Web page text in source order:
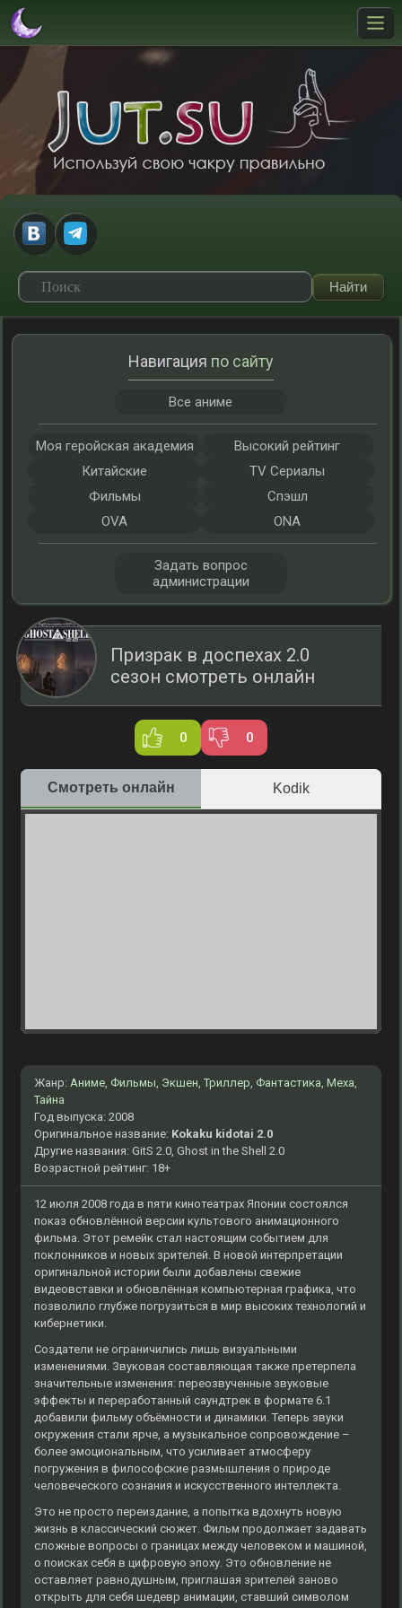
Призрак в доспехах 2.0
сезон смотреть онлайн
0 0
Смотреть онлайн Kodik
Жанр: Аниме, Фильмы, Экшен, Триллер, Фантастика, Меха,
Тайна
Год выпуска: 2008
Оригинальное название: Kokaku kidotai 2.0
Другие названия: GitS 2.0, Ghost in the Shell 2.0
Возрастной рейтинг: 18+
12 июля 2008 года в пяти кинотеатрах Японии состоялся
показ обновлённой версии культового анимационного
фильма. Этот ремейк стал настоящим событием для
поклонников и новых зрителей. В новой интерпретации
оригинальной истории были добавлены свежие
видеовставки и обновлённая компьютерная графика, что
позволило глубже погрузиться в мир высоких технологий и
кибернетики.
Создатели не ограничились лишь визуальными
изменениями. Звуковая составляющая также претерпела
значительные изменения: переозвученные звуковые
эффекты и переработанный саундтрек в формате 6.1
добавили фильму объёмности и динамики. Теперь звуки
окружения стали ярче, а музыкальное сопровождение –
более эмоциональным, что усиливает атмосферу
погружения в философские размышления о природе
человеческого сознания и искусственного интеллекта.
Это не просто переиздание, а попытка вдохнуть новую
жизнь в классический сюжет. Фильм продолжает задавать
сложные вопросы о границах между человеком и машиной,
о поисках себя в цифровую эпоху. Это обновление не
оставляет равнодушным, приглашая зрителей заново
открыть для себя шедевр анимации, ставший символом
Навигация по сайту
Все аниме
Моя геройская академия
Высокий рейтинг
Китайские
TV Сериалы
Фильмы
Спэшл
OVA
ONA
Задать вопрос
администрации